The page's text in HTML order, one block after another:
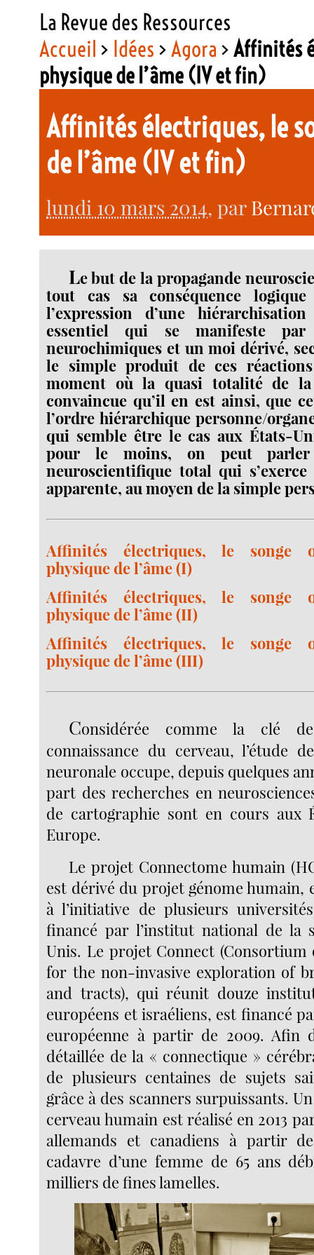
La Revue des Ressources
Accueil > Idées >Agora >Affinités
physique de l’âme (IV et fin)
Affinités électriques, le
de l’âme (IV et fin)
lundi 10 mars 2014, par
Le but de la propagande
tout cas sa conséquence
l’expression d’une
essentiel qui se manifeste par
neurochimiques et un moi dérivé,
le simple produit de ces
moment où la quasi totalité de
convaincue qu’il en est ainsi, que
l’ordre hiérarchique personne/
qui semble être le cas aux États-
pour le moins, on peut parler
neuroscientifique total qui
apparente, au moyen de la simple
Affinités électriques, le songe
physique de l’âme (I)
Affinités électriques, le songe
physique de l’âme (II)
Affinités électriques, le songe
physique de l’âme (III)
Considérée comme la clé
connaissance du cerveau, l’étude
neuronale occupe, depuis quelques
part des recherches en
de cartographie sont en cours aux
Europe.
Le projet Connectome humain
est dérivé du projet génome humain,
à l’initiative de plusieurs
financé par l’institut national de la
Unis. Le projet Connect (Consortium
for the non-invasive exploration of
and tracts), qui réunit douze
européens et israéliens, est financé
européenne à partir de 2009. Afin
détaillée de la « connectique »
de plusieurs centaines de sujets
grâce à des scanners surpuissants.
cerveau humain est réalisé en 2013
allemands et canadiens à partir de
cadavre d’une femme de 65 ans
milliers de fines lamelles.